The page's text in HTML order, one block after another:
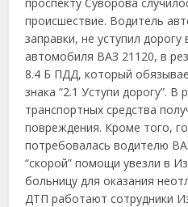
происшествие. Водитель
заправки, не уступил
автомобиля ВАЗ 21120, в
8.4 Б ПДД, который
знака “2.1 Уступи дорогу”. В
транспортных средства
повреждения. Кроме того,
потребовалась водителю
“скорой” помощи увезли в
больницу для оказания
ДТП работают сотрудники